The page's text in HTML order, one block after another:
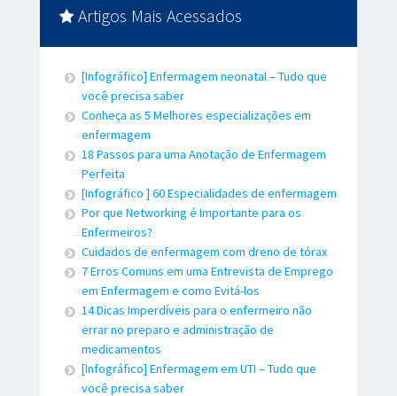
Artigos Mais Acessados
[Infográfico] Enfermagem neonatal – Tudo que
você precisa saber
Conheça as 5 Melhores especializações em
enfermagem
18 Passos para uma Anotação de Enfermagem
Perfeita
[Infográfico ] 60 Especialidades de enfermagem
Por que Networking é Importante para os
Enfermeiros?
Cuidados de enfermagem com dreno de tórax
7 Erros Comuns em uma Entrevista de Emprego
em Enfermagem e como Evitá-los
14 Dicas Imperdíveis para o enfermeiro não
errar no preparo e administração de
medicamentos
[Infográfico] Enfermagem em UTI – Tudo que
você precisa saber